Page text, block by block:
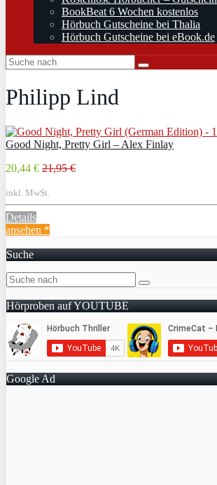
BookBeat 6 Wochen kostenlos
Hörbuch Gutscheine bei Thalia
Hörbuch Gutscheine bei eBook.de
Philipp Lind
Good Night, Pretty Girl – Alex Finlay
20,44 € 21,95 €
inkl. MwSt.
Details
ansehen *
Suche
Hörproben auf YOUTUBE
Google Ad